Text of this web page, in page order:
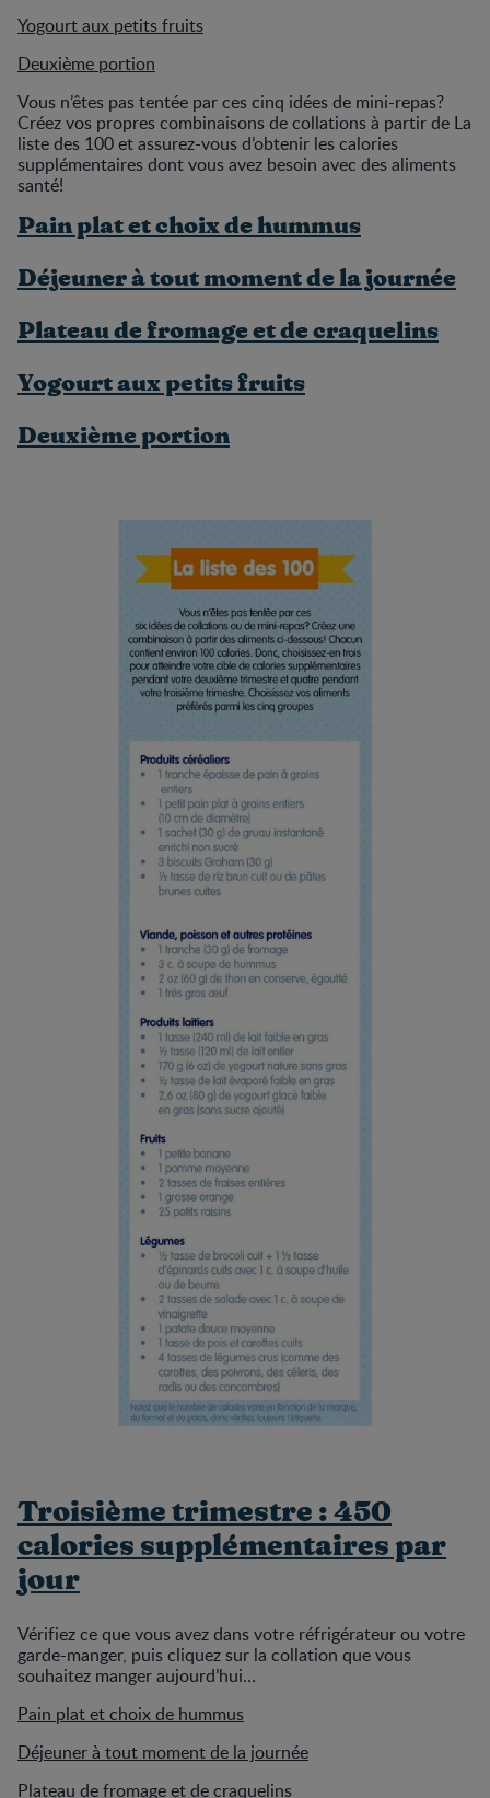
Yogourt aux petits fruits
Deuxième portion
Vous n’êtes pas tentée par ces cinq idées de mini-repas?
Créez vos propres combinaisons de collations à partir de La
liste des 100 et assurez-vous d’obtenir les calories
supplémentaires dont vous avez besoin avec des aliments
santé!
Pain plat et choix de hummus
Déjeuner à tout moment de la journée
Plateau de fromage et de craquelins
Yogourt aux petits fruits
Deuxième portion
Troisième trimestre : 450
calories supplémentaires par
jour
Vérifiez ce que vous avez dans votre réfrigérateur ou votre
garde-manger, puis cliquez sur la collation que vous
souhaitez manger aujourd’hui…
Pain plat et choix de hummus
Déjeuner à tout moment de la journée
Plateau de fromage et de craquelins